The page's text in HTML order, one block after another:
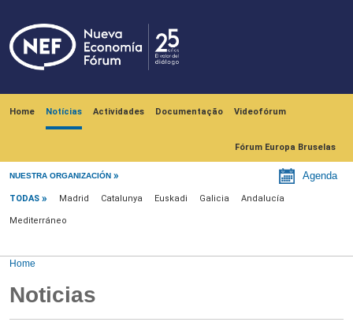
Home Notícias Actividades Documentação Videofórum
Fórum Europa Bruselas
NUESTRA ORGANIZACIÓN Agenda
Menú noticias
TODAS Madrid Catalunya Euskadi Galicia Andalucía
Mediterráneo
Home
Noticias